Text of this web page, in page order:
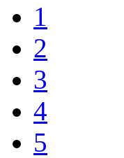
1
2
3
4
5